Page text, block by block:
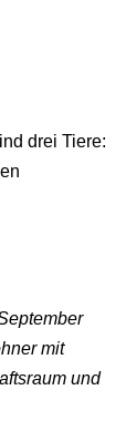
mit
und